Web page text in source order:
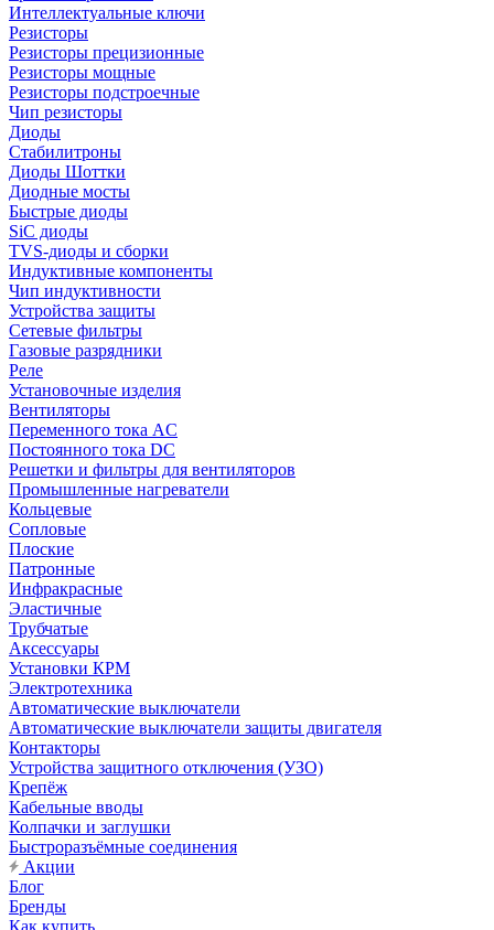
Интеллектуальные ключи
Резисторы
Резисторы прецизионные
Резисторы мощные
Резисторы подстроечные
Чип резисторы
Диоды
Стабилитроны
Диоды Шоттки
Диодные мосты
Быстрые диоды
SiC диоды
TVS-диоды и сборки
Индуктивные компоненты
Чип индуктивности
Устройства защиты
Сетевые фильтры
Газовые разрядники
Реле
Установочные изделия
Вентиляторы
Переменного тока AC
Постоянного тока DC
Решетки и фильтры для вентиляторов
Промышленные нагреватели
Кольцевые
Сопловые
Плоские
Патронные
Инфракрасные
Эластичные
Трубчатые
Аксессуары
Установки КРМ
Электротехника
Автоматические выключатели
Автоматические выключатели защиты двигателя
Контакторы
Устройства защитного отключения (УЗО)
Крепёж
Кабельные вводы
Колпачки и заглушки
Быстроразъёмные соединения
Акции
Блог
Бренды
Как купить